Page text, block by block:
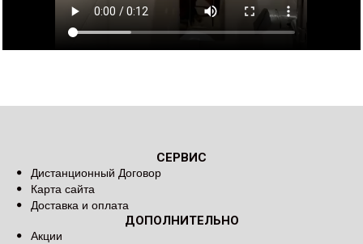
СЕРВИС
Дистанционный Договор
Карта сайта
Доставка и оплата
ДОПОЛНИТЕЛЬНО
Акции